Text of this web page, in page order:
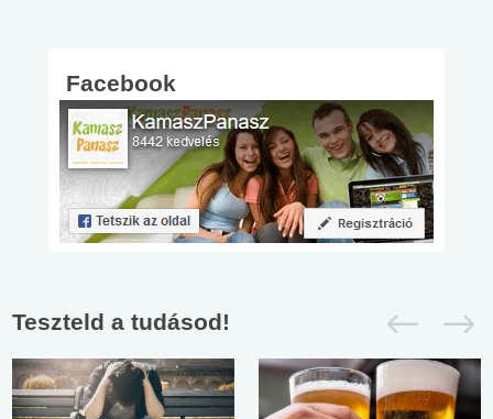
Facebook
Teszteld a tudásod!